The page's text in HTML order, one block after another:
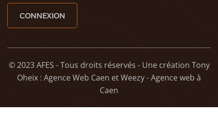
CONNEXION
© 2023 AFES - Tous droits réservés - Une création Tony
Oheix : Agence Web Caen etWeezy - Agence web à
Caen